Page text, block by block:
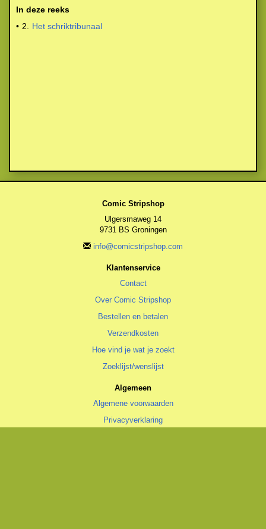
In deze reeks
• 2. Het schriktribunaal
Comic Stripshop
Ulgersmaweg 14
9731 BS Groningen
info@comicstripshop.com
Klantenservice
Contact
Over Comic Stripshop
Bestellen en betalen
Verzendkosten
Hoe vind je wat je zoekt
Zoeklijst/wenslijst
Algemeen
Algemene voorwaarden
Privacyverklaring